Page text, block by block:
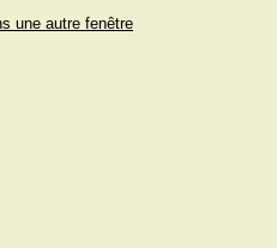
une autre fenêtre